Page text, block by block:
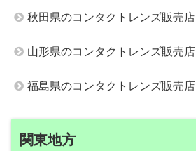
秋田県のコンタクトレンズ販売店
山形県のコンタクトレンズ販売店
福島県のコンタクトレンズ販売店
関東地方